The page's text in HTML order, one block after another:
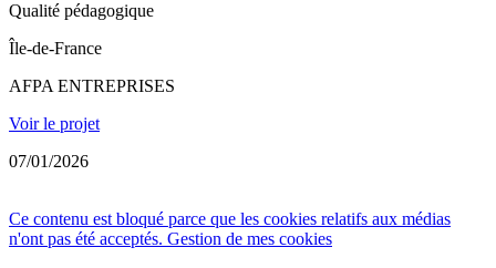
Qualité pédagogique
Île-de-France
AFPA ENTREPRISES
Voir le projet
07/01/2026
Ce contenu est bloqué parce que les cookies relatifs aux médias
n'ont pas été acceptés. Gestion de mes cookies